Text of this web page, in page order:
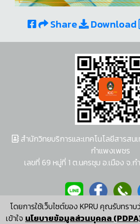
Share Download
โดยการใช้เว็บไซต์ของ KPRU คุณรับทรา
เข้าใจ นโยบายข้อมูลส่วนบุคคล
สำนักวิทยบริการและเทคโนโลยีสารสน
กำแพงเพชร
เลขที่ 69 หมู่ที่ 1 ต.นครชุม อ.เมือง จ.
ผู้พัฒนาระบบ อนุชา พว